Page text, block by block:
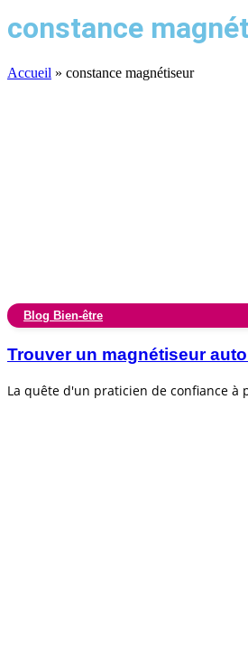
constance
Accueil » constance magnétiseur
Blog Bien-être
Trouver un magnétiseur
La quête d'un praticien de confiance à